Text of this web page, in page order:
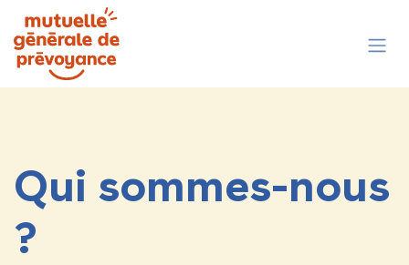
Se rendre au contenu
Qui sommes-nous
?